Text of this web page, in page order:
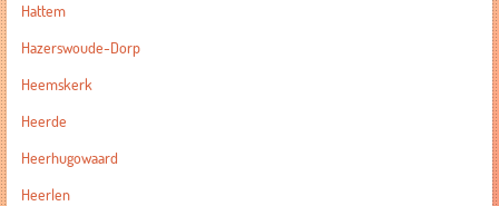
Hattem
Hazerswoude-Dorp
Heemskerk
Heerde
Heerhugowaard
Heerlen